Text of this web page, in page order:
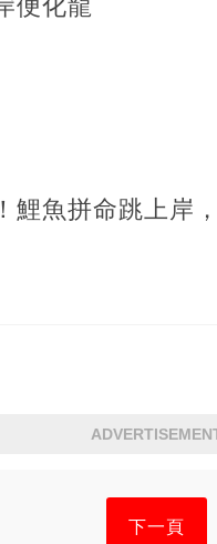
便化龍
鯉魚拼命跳上岸
下一頁